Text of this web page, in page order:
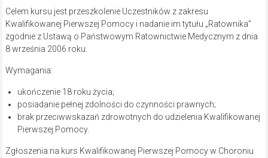
Celem kursu jest przeszkolenie Uczestników z zakresu
Kwalifikowanej Pierwszej Pomocy i nadanie im tytułu „Ratownika”
zgodnie z Ustawą o Państwowym Ratownictwie Medycznym z dnia
8 września 2006 roku.
Wymagania:
ukończenie 18 roku życia;
posiadanie pełnej zdolności do czynności prawnych;
brak przeciwwskazań zdrowotnych do udzielenia Kwalifikowanej
Pierwszej Pomocy.
Zgłoszenia na kurs Kwalifikowanej Pierwszej Pomocy w Choroniu